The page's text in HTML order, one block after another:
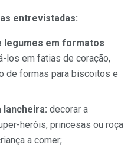
entrevistadas:
em formatos
los em fatias de coração,
de formas para biscoitos e
lancheira: decorar a
heróis, princesas ou roça
a comer;